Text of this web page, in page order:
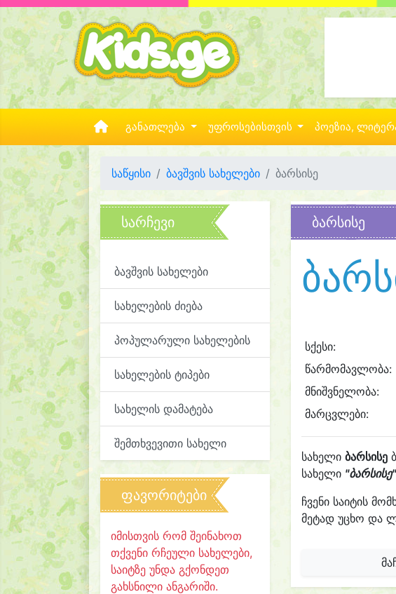
განათლება უფროსებისთვის პოეზია,
საწყისი ბავშვის სახელები ბარსისე
სარჩევი
ბავშვის სახელები
სახელების ძიება
პოპულარული სახელების
სახელების ტიპები
სახელის დამატება
შემთხვევითი სახელი
ფავორიტები
იმისთვის რომ შეინახოთ
თქვენი რჩეული სახელები,
საიტზე უნდა გქონდეთ
გახსნილი ანგარიში.
ბარსისე
სქესი:
წარმომავლობა:
მნიშვნელობა:
მარცვლები:
სახელი ბარსისე
სახელი "ბარსისე"
ჩვენი საიტის
მეტად უცხო და